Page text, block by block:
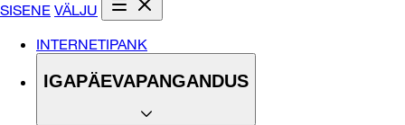
SISENE VÄLJU
INTERNETIPANK
IGAPÄEVAPANGANDUS